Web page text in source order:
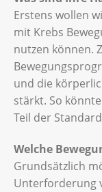
Erstens wollen
mit Krebs
nutzen können.
und die
stärkt. So
Teil der
Welche
Grundsätzlich
Unterforderung